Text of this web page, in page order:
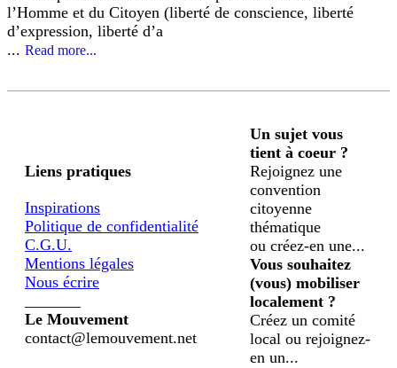
l’Homme et du Citoyen (liberté de conscience, liberté
d’expression, liberté d’a
... Read more...
Liens pratiques
Inspirations
Politique de confidentialité
C.G.U.
Mentions légales
Nous écrire
Le Mouvement
contact@lemouvement.net
Un sujet vous
tient à coeur ?
Rejoignez une
convention
citoyenne
thématique
ou créez-en une...
Vous souhaitez
(vous) mobiliser
localement ?
Créez un comité
local ou rejoignez-
en un...